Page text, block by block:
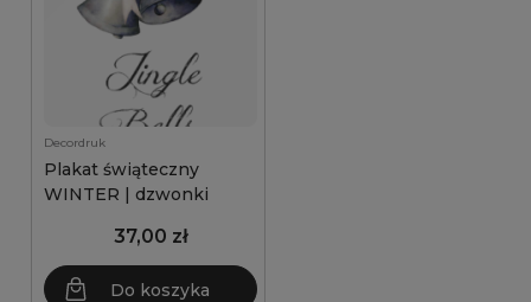
Decordruk
Plakat świąteczny
WINTER | dzwonki
37,00 zł
Do koszyka